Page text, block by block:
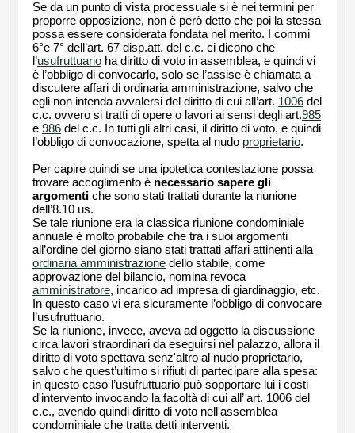
Se da un punto di vista processuale si è nei termini per
proporre opposizione, non è però detto che poi la stessa
possa essere considerata fondata nel merito. I commi
6°e 7° dell’art. 67 disp.att. del c.c. ci dicono che
l’usufruttuario ha diritto di voto in assemblea, e quindi vi
è l’obbligo di convocarlo, solo se l’assise è chiamata a
discutere affari di ordinaria amministrazione, salvo che
egli non intenda avvalersi del diritto di cui all’art. 1006 del
c.c. ovvero si tratti di opere o lavori ai sensi degli art.985
e 986 del c.c. In tutti gli altri casi, il diritto di voto, e quindi
l’obbligo di convocazione, spetta al nudo proprietario.
Per capire quindi se una ipotetica contestazione possa
trovare accoglimento è necessario sapere gli
argomenti che sono stati trattati durante la riunione
dell’8.10 us.
Se tale riunione era la classica riunione condominiale
annuale è molto probabile che tra i suoi argomenti
all’ordine del giorno siano stati trattati affari attinenti alla
ordinaria amministrazione dello stabile, come
approvazione del bilancio, nomina revoca
amministratore, incarico ad impresa di giardinaggio, etc.
In questo caso vi era sicuramente l’obbligo di convocare
l’usufruttuario.
Se la riunione, invece, aveva ad oggetto la discussione
circa lavori straordinari da eseguirsi nel palazzo, allora il
diritto di voto spettava senz'altro al nudo proprietario,
salvo che quest’ultimo si rifiuti di partecipare alla spesa:
in questo caso l’usufruttuario può sopportare lui i costi
d'intervento invocando la facoltà di cui all’ art. 1006 del
c.c., avendo quindi diritto di voto nell'assemblea
condominiale che tratta detti interventi.